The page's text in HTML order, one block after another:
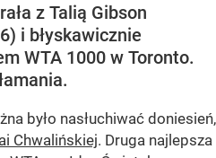
z Talią Gibson
i błyskawicznie
WTA 1000 w Toronto.
było nasłuchiwać doniesień,
Chwalińskiej. Druga najlepsza